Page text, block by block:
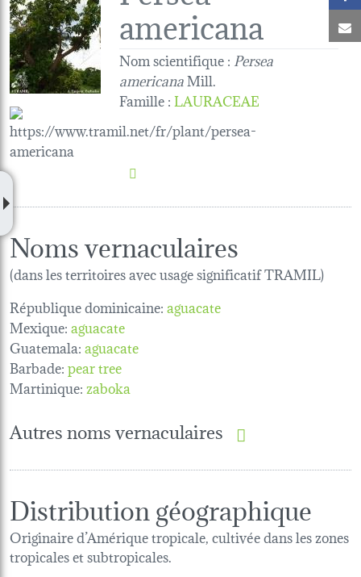
americana
Nom scientifique : Persea
americanaMill.
Famille:LAURACEAE
Noms vernaculaires
(dans les territoires avec usage significatif TRAMIL)
République dominicaine:aguacate
Mexique:aguacate
Guatemala:aguacate
Barbade:pear tree
Martinique:zaboka
Autres noms vernaculaires
Distribution géographique
Originaire d’Amérique tropicale, cultivée dans les zones
tropicales et subtropicales.